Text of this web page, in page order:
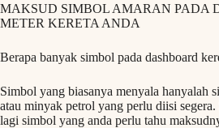
MAKSUD SIMBOL AMARAN PADA
METER KERETA ANDA
Berapa banyak simbol pada dashboard
Simbol yang biasanya menyala hanyalah
atau minyak petrol yang perlu diisi
lagi simbol yang anda perlu tahu